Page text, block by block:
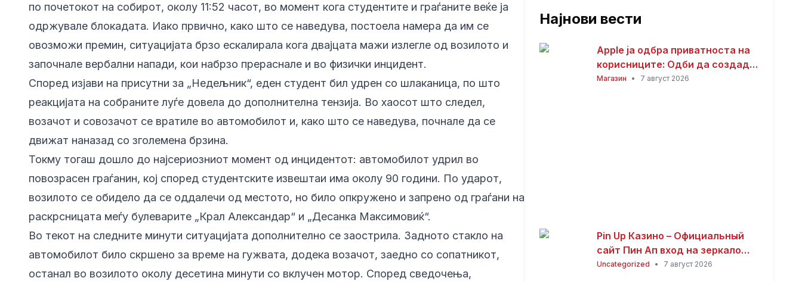
по почетокот на собирот, околу 11:52 часот, во момент кога студентите и граѓаните веќе ја
одржувале блокадата. Иако првично, како што се наведува, постоела намера да им се
овозможи премин, ситуацијата брзо ескалирала кога двајцата мажи излегле од возилото и
започнале вербални напади, кои набрзо прераснале и во физички инцидент.
Според изјави на присутни за „Недељник“, еден студент бил удрен со шлаканица, по што
реакцијата на собраните луѓе довела до дополнителна тензија. Во хаосот што следел,
возачот и совозачот се вратиле во автомобилот и, како што се наведува, почнале да се
движат наназад со зголемена брзина.
Токму тогаш дошло до најсериозниот момент од инцидентот: автомобилот удрил во
повозрасен граѓанин, кој според студентските извештаи има околу 90 години. По ударот,
возилото се обидело да се оддалечи од местото, но било опкружено и запрено од граѓани на
раскрсницата меѓу булеварите „Крал Александар“ и „Десанка Максимовиќ“.
Во текот на следните минути ситуацијата дополнително се заострила. Задното стакло на
автомобилот било скршено за време на гужвата, додека возачот, заедно со сопатникот,
останал во возилото околу десетина минути со вклучен мотор. Според сведочења,
Најнови вести
Apple ја одбра приватноста на
корисниците: Одби да создаде
пристап за полицијата до iCloud
Магазин • 7 август 2026
Pin Up Казино – Официальный
сайт Пин Ап вход на зеркало
(2026)
Uncategorized • 7 август 2026